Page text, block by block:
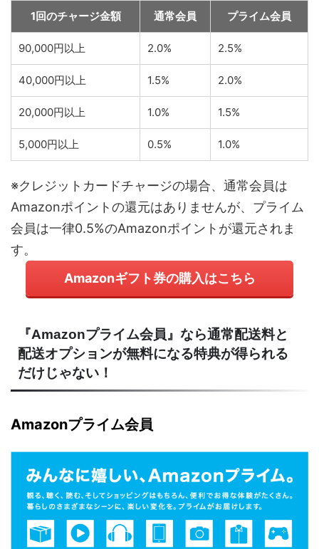
1回のチャージ金額 通常会員 プライム会員
90,000円以上 2.0% 2.5%
40,000円以上 1.5% 2.0%
20,000円以上 1.0% 1.5%
5,000円以上 0.5% 1.0%
※クレジットカードチャージの場合、通常会員は
Amazonポイントの還元はありませんが、プライム
会員は一律0.5%のAmazonポイントが還元されま
す。
Amazonギフト券の購入はこちら
『Amazonプライム会員』なら通常配送料と
配送オプションが無料になる特典が得られる
だけじゃない！
Amazonプライム会員